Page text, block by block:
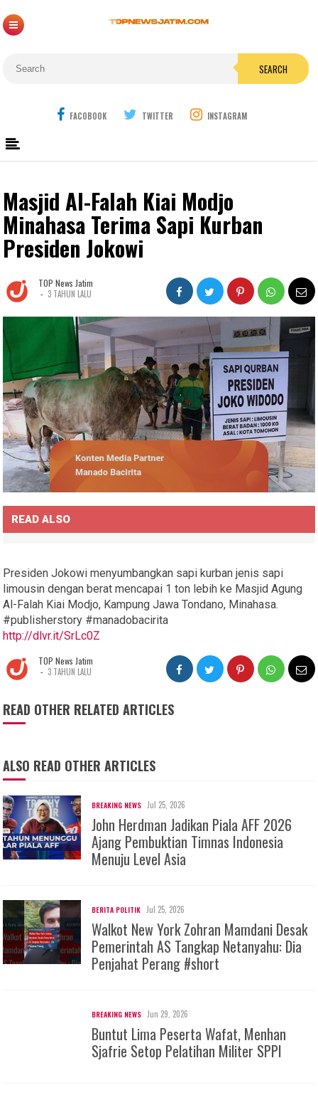
SEARCH
FACOBOOK TWITTER INSTAGRAM
Masjid Al-Falah Kiai Modjo
Minahasa Terima Sapi Kurban
Presiden Jokowi
TOP News Jatim
- 3 TAHUN LALU
READ ALSO
Presiden Jokowi menyumbangkan sapi kurban jenis sapi
limousin dengan berat mencapai 1 ton lebih ke Masjid Agung
Al-Falah Kiai Modjo, Kampung Jawa Tondano, Minahasa.
#publisherstory #manadobacirita
http://dlvr.it/SrLc0Z
TOP News Jatim
- 3 TAHUN LALU
READ OTHER RELATED ARTICLES
ALSO READ OTHER ARTICLES
BREAKING NEWS Jul 25, 2026
John Herdman Jadikan Piala AFF 2026
Ajang Pembuktian Timnas Indonesia
Menuju Level Asia
BERITA POLITIK Jul 25, 2026
Walkot New York Zohran Mamdani Desak
Pemerintah AS Tangkap Netanyahu: Dia
Penjahat Perang #short
BREAKING NEWS Jun 29, 2026
Buntut Lima Peserta Wafat, Menhan
Sjafrie Setop Pelatihan Militer SPPI